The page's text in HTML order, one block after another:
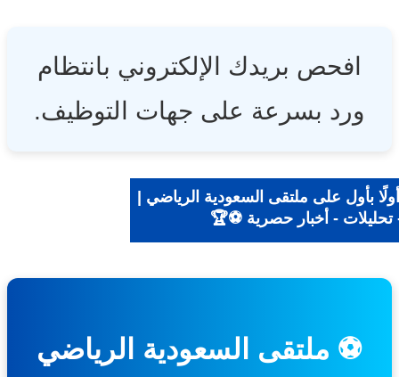
افحص بريدك الإلكتروني بانتظام
ورد بسرعة على جهات التوظيف.
بأول على ملتقى السعودية الرياضي |
- أخبار حصرية ⚽🏆
⚽ ملتقى السعودية الرياضي